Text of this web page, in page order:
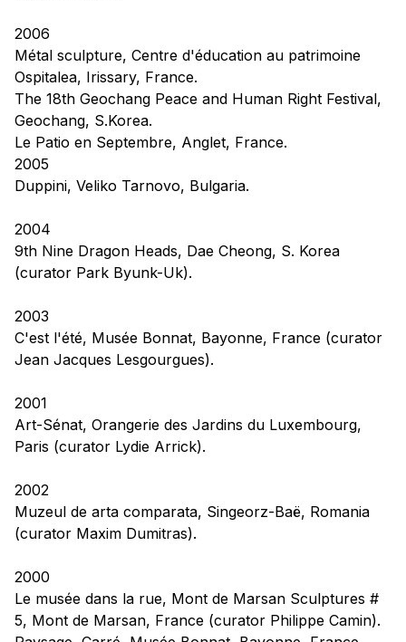
2006
Métal sculpture, Centre d'éducation au patrimoine
Ospitalea, Irissary, France.
The 18th Geochang Peace and Human Right Festival,
Geochang, S.Korea.
Le Patio en Septembre, Anglet, France.
2005
Duppini, Veliko Tarnovo, Bulgaria.
2004
9th Nine Dragon Heads, Dae Cheong, S. Korea
(curator Park Byunk-Uk).
2003
C'est l'été, Musée Bonnat, Bayonne, France (curator
Jean Jacques Lesgourgues).
2001
Art-Sénat, Orangerie des Jardins du Luxembourg,
Paris (curator Lydie Arrick).
2002
Muzeul de arta comparata, Singeorz-Baë, Romania
(curator Maxim Dumitras).
2000
Le musée dans la rue, Mont de Marsan Sculptures #
5, Mont de Marsan, France (curator Philippe Camin).